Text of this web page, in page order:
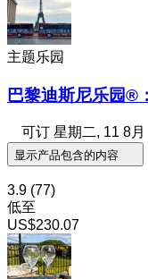
主题乐园
巴黎迪斯尼乐园®
可订 星期二, 11 8月
显示产品包含的内容
3.9 (77)
低至
US$230.07